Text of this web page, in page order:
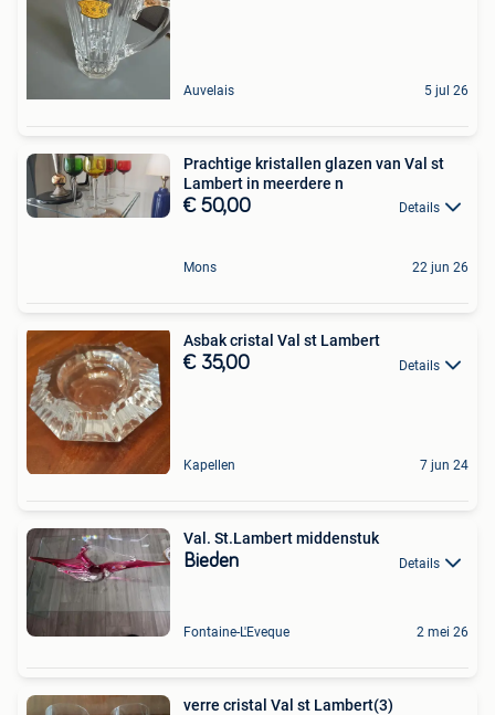
Auvelais 5 jul 26
Prachtige kristallen glazen van Val st
Lambert in meerdere n
€ 50,00 Details
Mons 22 jun 26
Asbak cristal Val st Lambert
€ 35,00 Details
Kapellen 7 jun 24
Val. St.Lambert middenstuk
Bieden Details
Fontaine-L'Eveque 2 mei 26
verre cristal Val st Lambert(3)